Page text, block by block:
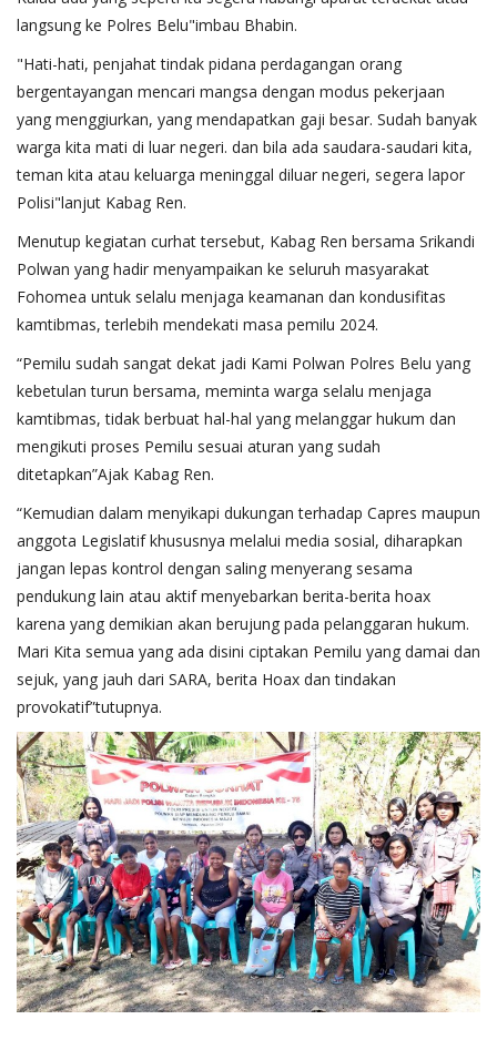
langsung ke Polres Belu"imbau Bhabin.
"Hati-hati, penjahat tindak pidana perdagangan orang
bergentayangan mencari mangsa dengan modus pekerjaan
yang menggiurkan, yang mendapatkan gaji besar. Sudah banyak
warga kita mati di luar negeri. dan bila ada saudara-saudari kita,
teman kita atau keluarga meninggal diluar negeri, segera lapor
Polisi"lanjut Kabag Ren.
Menutup kegiatan curhat tersebut, Kabag Ren bersama Srikandi
Polwan yang hadir menyampaikan ke seluruh masyarakat
Fohomea untuk selalu menjaga keamanan dan kondusifitas
kamtibmas, terlebih mendekati masa pemilu 2024.
“Pemilu sudah sangat dekat jadi Kami Polwan Polres Belu yang
kebetulan turun bersama, meminta warga selalu menjaga
kamtibmas, tidak berbuat hal-hal yang melanggar hukum dan
mengikuti proses Pemilu sesuai aturan yang sudah
ditetapkan”Ajak Kabag Ren.
“Kemudian dalam menyikapi dukungan terhadap Capres maupun
anggota Legislatif khususnya melalui media sosial, diharapkan
jangan lepas kontrol dengan saling menyerang sesama
pendukung lain atau aktif menyebarkan berita-berita hoax
karena yang demikian akan berujung pada pelanggaran hukum.
Mari Kita semua yang ada disini ciptakan Pemilu yang damai dan
sejuk, yang jauh dari SARA, berita Hoax dan tindakan
provokatif”tutupnya.